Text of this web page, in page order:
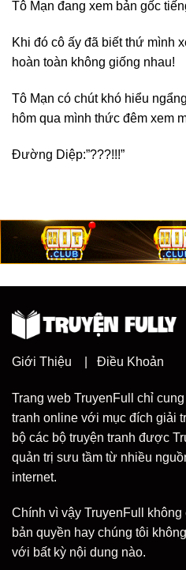
Tô Mạn đang xem bản gốc
Khi đó cô ấy đã biết thứ mình
hoàn toàn không giống nhau!
Tô Mạn có chút khó hiểu
hôm qua mình thức đêm xem
Đường Diệp:”???!!!”
Giới Thiệu Điều Khoản
Trang web TruyenFull chỉ
tranh online với mục đích giải
bộ các bộ truyện tranh được
quản trị sưu tầm từ nhiều
internet.
Chính vì vậy TruyenFull
bản quyền hay chúng tôi
với bất kỳ nội dung nào.